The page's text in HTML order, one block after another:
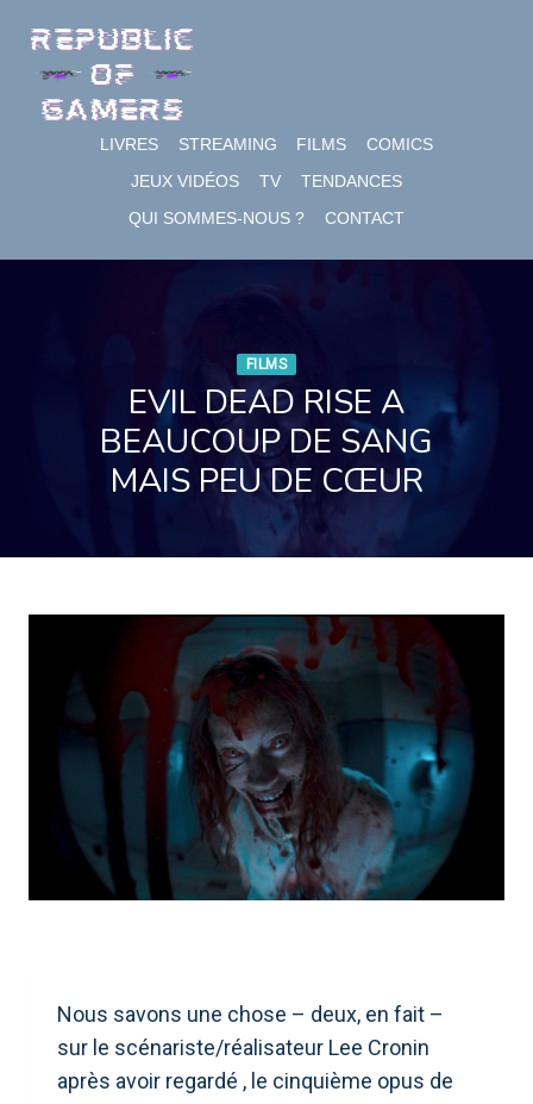
content
LIVRES STREAMING FILMS
COMICS
JEUX VIDÉOS
TV
TENDANCES
QUI SOMMES-NOUS ?
CONTACT
FILMS
EVIL DEAD RISE A
BEAUCOUP DE SANG
MAIS PEU DE CŒUR
Nous savons une chose – deux, en fait –
sur le scénariste/réalisateur Lee Cronin
après avoir regardé , le cinquième opus de